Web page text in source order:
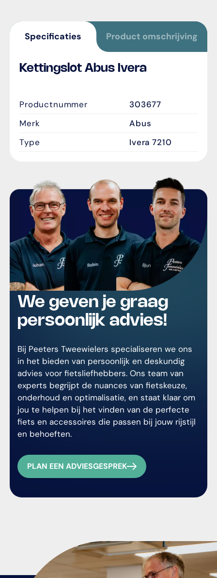
Specificaties Product omschrijving
Kettingslot Abus Ivera
Productnummer
303677
Merk
Abus
Type
Ivera 7210
We geven je graag
persoonlijk advies!
Bij Peeters Tweewielers specialiseren we ons
in het bieden van persoonlijk en deskundig
advies voor fietsliefhebbers. Ons team van
experts begrijpt de nuances van fietskeuze,
onderhoud en optimalisatie, en staat klaar om
jou te helpen bij het vinden van de perfecte
fiets en accessoires die passen bij jouw rijstijl
en behoeften.
PLAN EEN ADVIESGESPREK